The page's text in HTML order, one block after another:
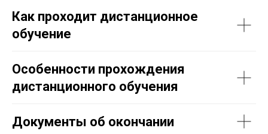
Как проходит дистанционное
обучение
Особенности прохождения
дистанционного обучения
Документы об окончании